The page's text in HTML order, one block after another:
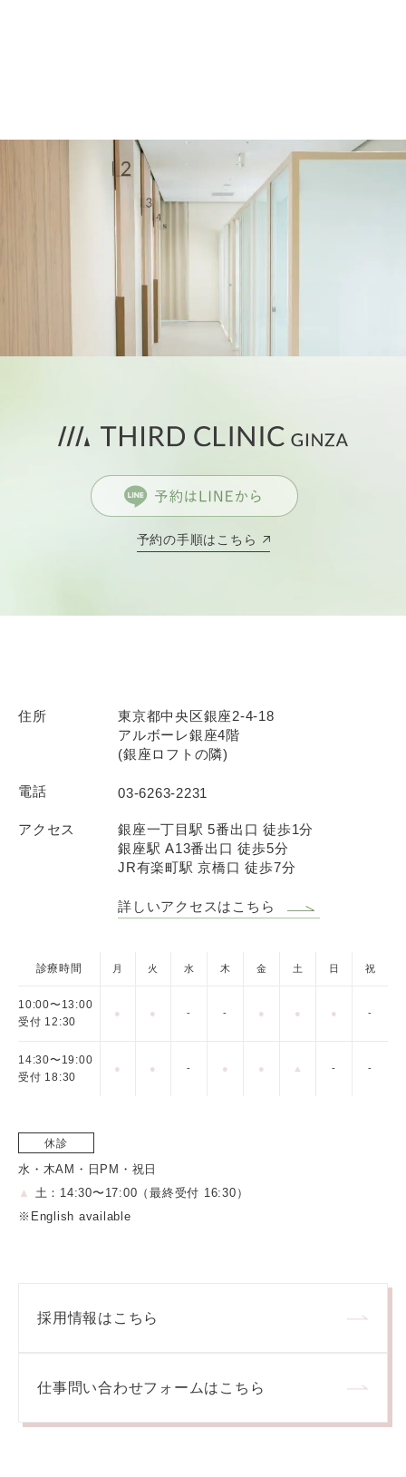
予約の手順はこちら
上記画面にて「許可する」をタップしてください。
Nest診療を友だち追加してください。
住所
東京都中央区銀座2-4-18
アルボーレ銀座4階
(銀座ロフトの隣)
電話 03-6263-2231
アクセス
銀座一丁目駅 5番出口 徒歩1分
銀座駅 A13番出口 徒歩5分
JR有楽町駅 京橋口 徒歩7分
詳しいアクセスはこちら
診療時間 月 火 水 木 金 土 日 祝
10:00〜13:00
受付 12:30
● ● - - ● ● ● -
14:30〜19:00
受付 18:30
● ● - ● ● ▲ - -
休診
水・木AM・日PM・祝日
▲
土：14:30〜17:00（最終受付 16:30）
※English available
採用情報はこちら
仕事問い合わせフォームはこちら